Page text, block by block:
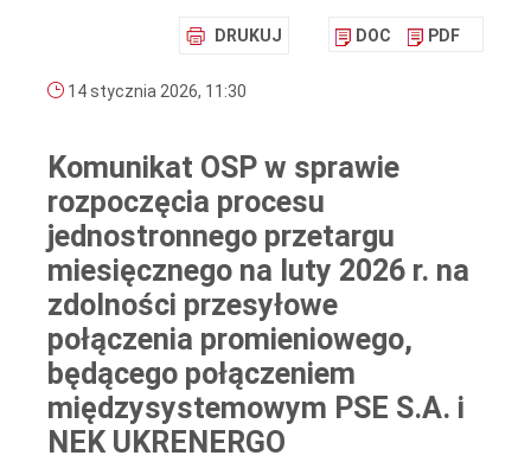
DRUKUJ DOC PDF
14 stycznia 2026, 11:30
Komunikat OSP w sprawie
rozpoczęcia procesu
jednostronnego przetargu
miesięcznego na luty 2026 r. na
zdolności przesyłowe
połączenia promieniowego,
będącego połączeniem
międzysystemowym PSE S.A. i
NEK UKRENERGO